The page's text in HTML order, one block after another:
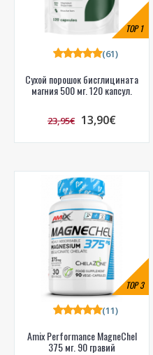
TOP1
Сухой порошок бисглицината
магния 500 мг. 120 капсул.
(61)
23,95€ 13,90€
TOP3
Amix Performance MagneChel
375 мг. 90 гравий
(11)